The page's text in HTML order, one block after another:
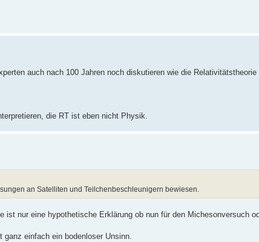
auch nach 100 Jahren noch diskutieren wie die
die RT ist eben nicht Physik.
an Satelliten und Teilchenbeschleunigern bewiesen.
nur eine hypothetische Erklärung ob nun für den Michesonversuch
einfach ein bodenloser Unsinn.